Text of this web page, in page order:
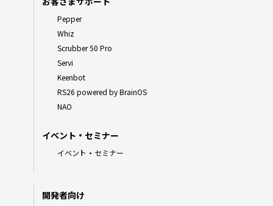
Pepper
Whiz
Scrubber 50 Pro
Servi
Keenbot
RS26 powered by BrainOS
NAO
イベント・セミナー
イベント・セミナー
開発者向け